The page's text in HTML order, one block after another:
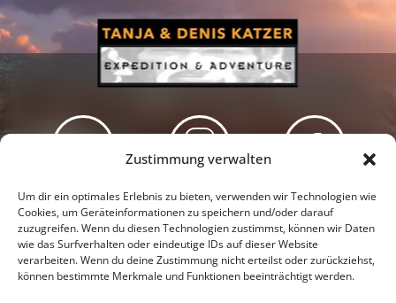
Zustimmung verwalten
Um dir ein optimales Erlebnis zu bieten, verwenden wir Technologien wie
Cookies, um Geräteinformationen zu speichern und/oder darauf
zuzugreifen. Wenn du diesen Technologien zustimmst, können wir Daten
wie das Surfverhalten oder eindeutige IDs auf dieser Website
verarbeiten. Wenn du deine Zustimmung nicht erteilst oder zurückziehst,
können bestimmte Merkmale und Funktionen beeinträchtigt werden.
Newsletter Podcast Facebook